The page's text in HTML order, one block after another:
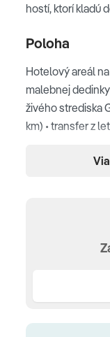
hostí, ktorí kladú
Poloha
Hotelový areál
malebnej
živého strediska
km) • transfer z
separátne WC •
TV • trezor •
Fi